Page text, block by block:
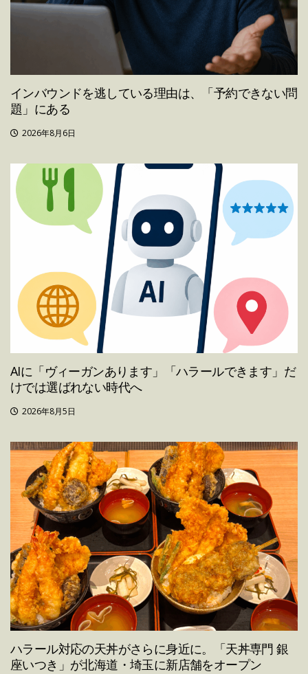
インバウンドを逃している理由は、「予約できない問
題」にある
2026年8月6日
AIに「ヴィーガンあります」「ハラールできます」だ
けでは選ばれない時代へ
2026年8月5日
ハラール対応の天丼がさらに身近に。「天丼専門 銀
座いつき」が北海道・埼玉に新店舗をオープン